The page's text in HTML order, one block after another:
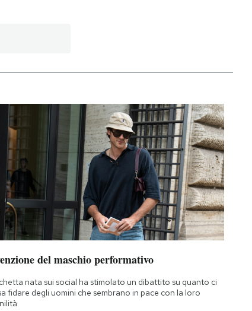
del maschio performativo
nata sui social ha stimolato un dibattito su quanto ci
fidare degli uomini che sembrano in pace con la loro